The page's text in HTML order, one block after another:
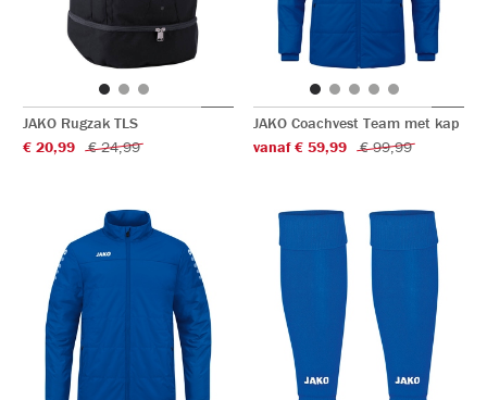
JAKO Rugzak TLS
€ 20,99
€ 24,99
JAKO Coachvest Team met kap
vanaf € 59,99
€ 99,99